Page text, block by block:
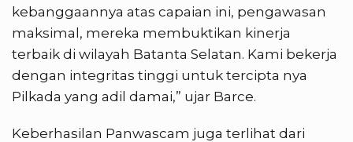
kebanggaannya atas capaian ini, pengawasan
maksimal, mereka membuktikan kinerja
terbaik di wilayah Batanta Selatan. Kami bekerja
dengan integritas tinggi untuk tercipta nya
Pilkada yang adil damai,” ujar Barce.
Keberhasilan Panwascam juga terlihat dari